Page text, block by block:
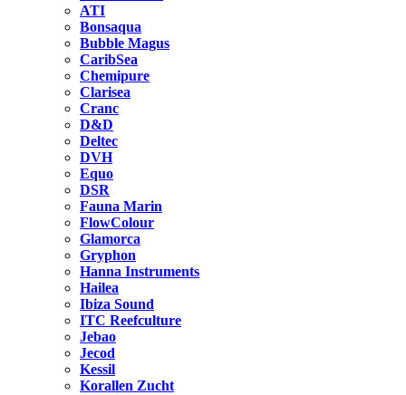
ATI
Bonsaqua
Bubble Magus
CaribSea
Chemipure
Clarisea
Cranc
D&D
Deltec
DVH
Equo
DSR
Fauna Marin
FlowColour
Glamorca
Gryphon
Hanna Instruments
Hailea
Ibiza Sound
ITC Reefculture
Jebao
Jecod
Kessil
Korallen Zucht